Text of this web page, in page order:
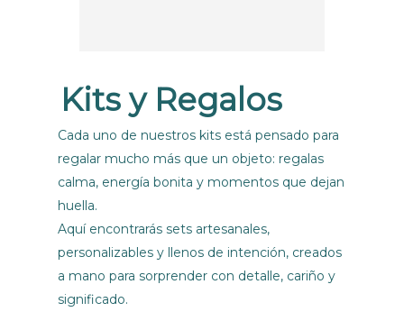
Kits y Regalos
Cada uno de nuestros kits está pensado para
regalar mucho más que un objeto: regalas
calma, energía bonita y momentos que dejan
huella.
Aquí encontrarás sets artesanales,
personalizables y llenos de intención, creados
a mano para sorprender con detalle, cariño y
significado.